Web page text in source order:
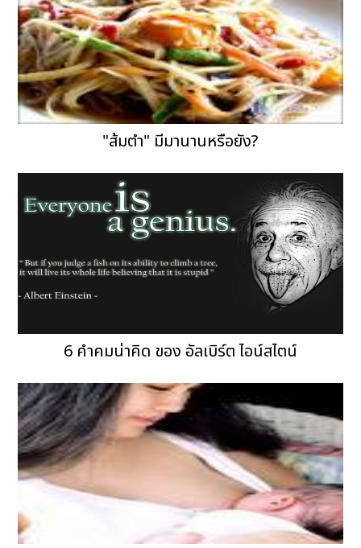
"ส้มตำ" มีมานานหรือยัง?
6 คำคมน่าคิด ของ อัลเบิร์ต ไอน์สไตน์